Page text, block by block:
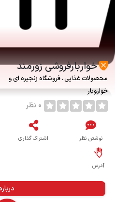
خواربارفروشی زورمند
محصولات غذایی فروشگاه زنجیره ای و
خواروبار
0 نظر
نوشتن نظر اشتراک گذاری
آدرس